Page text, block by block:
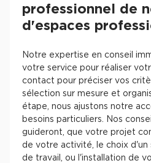
professionnel de
d'espaces
Notre expertise en conseil
votre service pour réaliser
contact pour préciser vos
sélection sur mesure et
étape, nous ajustons notre
besoins particuliers. Nos
guideront, que votre projet
de votre activité, le choix d'un
de travail, ou l'installation de